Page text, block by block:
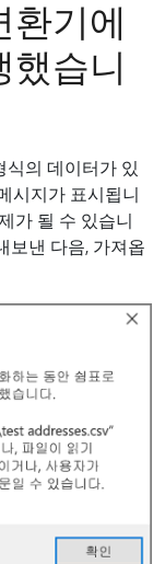
환기에
했습니
의 데이터가 있
시지가 표시됩니
가 될 수 있습니
보낸 다음, 가져옵